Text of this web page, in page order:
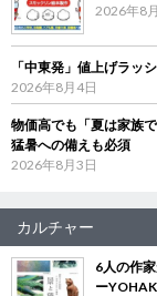
2026年8
「中東発」値上げラ
2026年8月4日
物価高でも「夏は家族
猛暑への備えも必須
2026年8月3日
カルチャー
6人の作
ー